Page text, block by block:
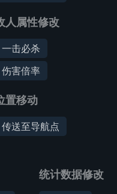
人属性修改
一击必杀
伤害倍率
置移动
传送至导航点
统计数据修改